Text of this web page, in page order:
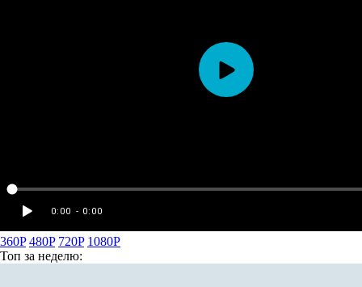
360P 480P 720P 1080P
Топ за неделю: